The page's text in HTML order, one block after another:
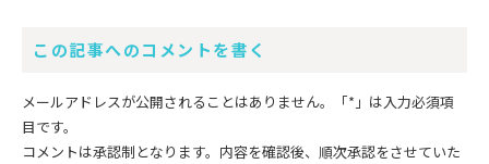
この記事へのコメントを書く
メールアドレスが公開されることはありません。 「*」 は入力必須項
目です。
コメントは承認制となります。内容を確認後、順次承認をさせていた